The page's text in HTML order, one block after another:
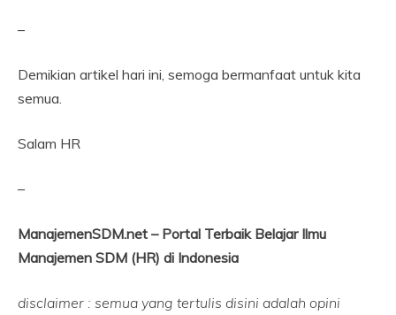
–
Demikian artikel hari ini, semoga bermanfaat untuk kita
semua.
Salam HR
–
ManajemenSDM.net – Portal Terbaik Belajar Ilmu
Manajemen SDM (HR) di Indonesia
disclaimer : semua yang tertulis disini adalah opini